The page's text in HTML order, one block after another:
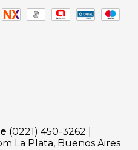
(0221) 450-3262 |
La Plata, Buenos Aires